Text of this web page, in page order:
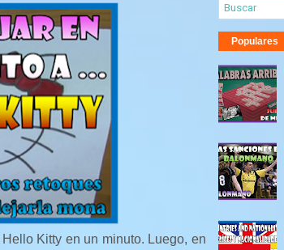
Kitty en un minuto. Luego, en
Populares